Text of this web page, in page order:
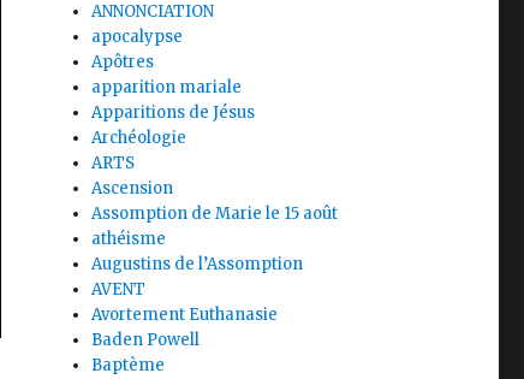
ANNONCIATION
apocalypse
Apôtres
apparition mariale
Apparitions de Jésus
Archéologie
ARTS
Ascension
Assomption de Marie le 15 août
athéisme
Augustins de l’Assomption
AVENT
Avortement Euthanasie
Baden Powell
Baptème